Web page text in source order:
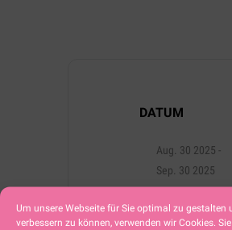
Um unsere Webseite für Sie optimal zu gestalten
verbessern zu können, verwenden wir Cookies.
DATUM
Aug. 30 2025 -
Sep. 30 2025
Vorbei!